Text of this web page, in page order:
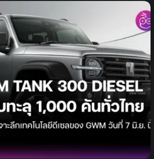
ลอง “NEW GWM TANK 300
อดส่งมอบทะลุ 1,000 คันทั่วไทย
ม Live! เจาะลึกเทคโนโลยีดีเซล
แรกในไทย ในงาน “GWM
NIGHT”